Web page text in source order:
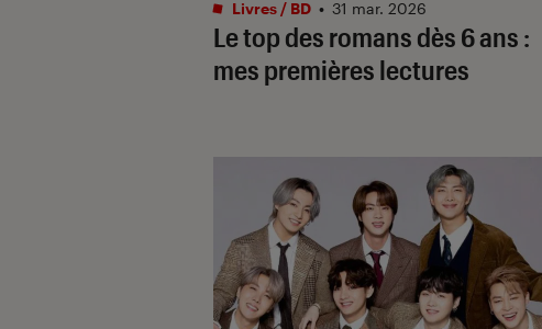
Le top des romans dès 6 ans :
mes premières lectures
Livres / BD • 31 mar. 2026